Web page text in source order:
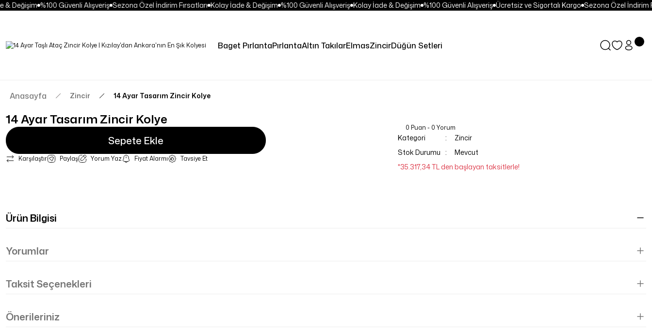
Değişim %100 Güvenli Alışveriş Sezona Özel İndirim Fırsatları Kolay İade & Değişim %100 Güvenli Alışveriş Kolay İade & Değişim %100 Güvenli Alışveriş Ücretsiz ve Sigortalı Kargo Sezona Özel İndirim
Baget PırlantaPırlantaAltın TakılarElmasZincirDüğün Setleri
Anasayfa Zincir 14 Ayar Tasarım Zincir Kolye
14 Ayar Tasarım Zincir Kolye
Sepete Ekle
Karşılaştır Paylaş Yorum Yaz Fiyat Alarmı Tavsiye Et
0 Puan - 0 Yorum
Kategori
Zincir
Stok Durumu
Mevcut
*35.317,34 TL den başlayan taksitlerle!
Ürün Bilgisi
Yorumlar
Taksit Seçenekleri
Önerileriniz